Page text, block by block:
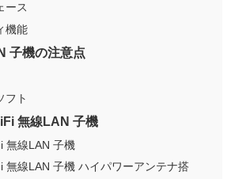
ース
機能
子機の注意点
フト
無線LAN 子機
無線LAN 子機
無線LAN 子機 ハイパワーアンテナ搭